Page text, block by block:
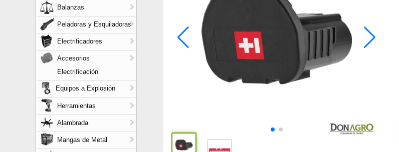
Balanzas
Peladoras y Esquiladoras
Electrificadores
Accesorios
Electrificación
Equipos a Explosión
Herramientas
Alambrada
Mangas de Metal